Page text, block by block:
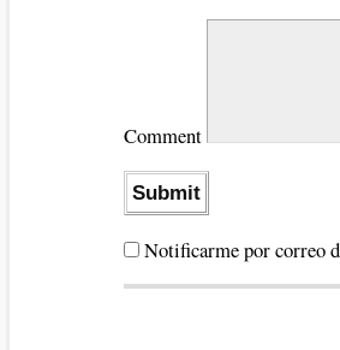
Comment
Notificarme por correo